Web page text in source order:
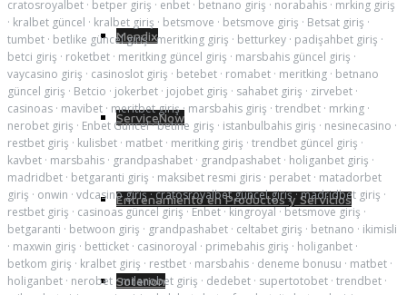
Mendix
ServiceNow
Entrenamiento en Productos y Servicios
Soterion
cratosroyalbet · betper giriş · enbet · betnano giriş · norabahis · mrking giriş
· kralbet güncel · kralbet giriş · betsmove · betsmove giriş · Betsat giriş ·
tumbet · betlike güncel giriş·meritking giriş · betturkey · padişahbet giriş ·
betci giriş · roketbet · meritking güncel giriş · marsbahis güncel giriş ·
vaycasino giriş · casinoslot giriş · betebet · romabet · meritking · betnano
güncel giriş · Betcio · jokerbet · jojobet giriş · sahabet giriş · zirvebet ·
casinoas · mavibet · meritbet giriş· marsbahis giriş · trendbet · mrking ·
nerobet giriş · Enbet Guncel·betine giriş · istanbulbahis giriş · nesinecasino ·
restbet giriş · kulisbet · matbet · meritking giriş · trendbet güncel giriş ·
kavbet · marsbahis · grandpashabet · grandpashabet · holiganbet giriş ·
madridbet · betgaranti giriş · maksibet resmi giris · perabet · matadorbet
giriş · onwin · vdcasino giriş·cratosroyalbet güncel giriş·madridbet giriş ·
restbet giriş · casinoas güncel giriş·Enbet·kingroyal·betsmove giriş ·
betgaranti · betwoon giriş · grandpashabet · celtabet giriş · betnano · ikimisli
· maxwin giriş · betticket · casinoroyal · primebahis giriş · holiganbet ·
betkom giriş · kralbet giriş · restbet · marsbahis · deneme bonusu · matbet ·
holiganbet · nerobet ·milanobet giriş · dedebet · supertotobet · trendbet ·